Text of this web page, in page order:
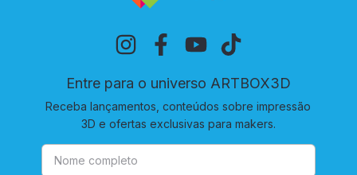
Entre para o universo ARTBOX3D
Receba lançamentos, conteúdos sobre impressão
3D e ofertas exclusivas para makers.